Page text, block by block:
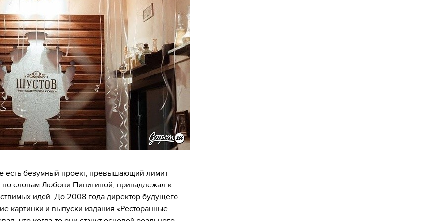
есть безумный проект, превышающий лимит
по словам Любови Пинигиной, принадлежал к
идей. До 2008 года директор будущего
картинки и выпуски издания «Ресторанные